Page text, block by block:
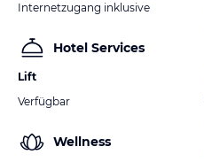
Internetzugang inklusive
Hotel Services
Lift
Verfügbar
Wellness